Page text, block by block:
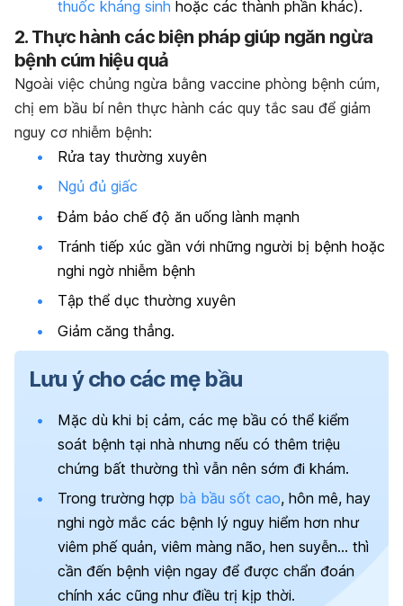
thuốc kháng sinh hoặc các thành phần khác).
2. Thực hành các biện pháp giúp ngăn ngừa
bệnh cúm hiệu quả
Ngoài việc chủng ngừa bằng vaccine phòng bệnh cúm,
chị em bầu bí nên thực hành các quy tắc sau để giảm
nguy cơ nhiễm bệnh:
Rửa tay thường xuyên
Ngủ đủ giấc
Đảm bảo chế độ ăn uống lành mạnh
Tránh tiếp xúc gần với những người bị bệnh hoặc
nghi ngờ nhiễm bệnh
Tập thể dục thường xuyên
Giảm căng thẳng.
Lưu ý cho các mẹ bầu
Mặc dù khi bị cảm, các mẹ bầu có thể kiểm
soát bệnh tại nhà nhưng nếu có thêm triệu
chứng bất thường thì vẫn nên sớm đi khám.
Trong trường hợp bà bầu sốt cao, hôn mê, hay
nghi ngờ mắc các bệnh lý nguy hiểm hơn như
viêm phế quản, viêm màng não, hen suyễn… thì
cần đến bệnh viện ngay để được chẩn đoán
chính xác cũng như điều trị kịp thời.